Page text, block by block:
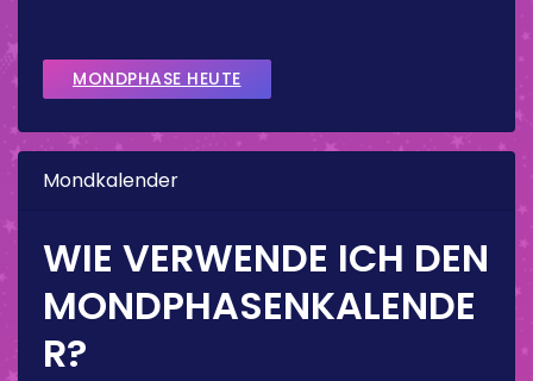
MONDPHASE HEUTE
Mondkalender
WIE VERWENDE ICH DEN
MONDPHASENKALENDE
R?